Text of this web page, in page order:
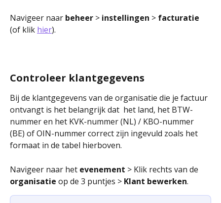
Navigeer naar beheer > instellingen > facturatie
(of klik hier).
Controleer klantgegevens
Bij de klantgegevens van de organisatie die je factuur
ontvangt is het belangrijk dat  het land, het BTW-
nummer en het KVK-nummer (NL) / KBO-nummer
(BE) of OIN-nummer correct zijn ingevuld zoals het
formaat in de tabel hierboven.
Navigeer naar het evenement > Klik rechts van de
organisatie op de 3 puntjes > Klant bewerken.